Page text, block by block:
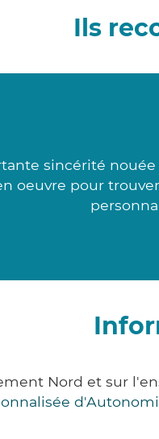
Ils
sincérité
oeuvre pour
Nord et sur